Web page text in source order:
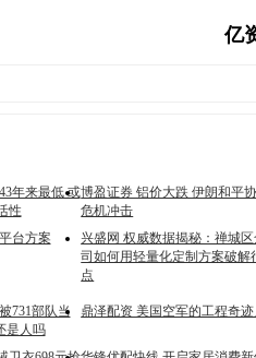
亿
年来最低 或
性
博盈证券 铝价大跌 伊朗和平
危机冲击
台方案
兴盛网 权威数据揭秘：禅城
司如何用轻量化定制方案破解
点
731部队当
是人吗
鼎泽配资 美国空军的工程奇